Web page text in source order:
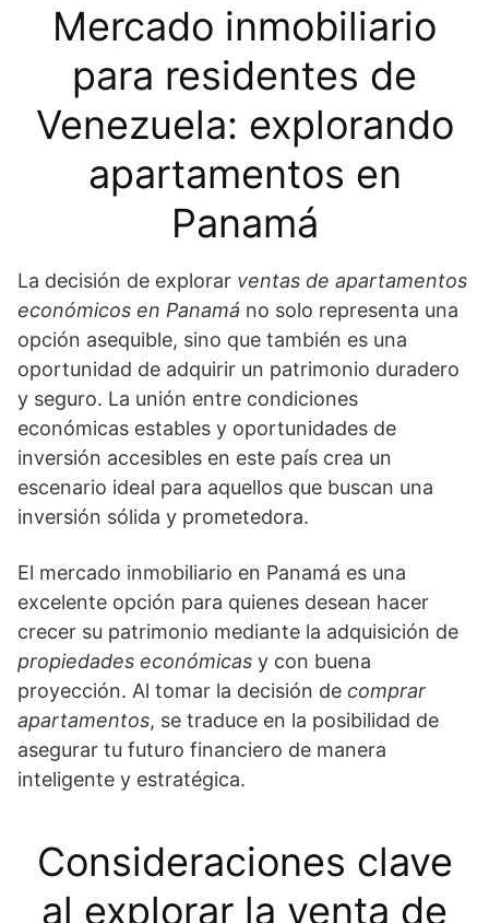
Mercado inmobiliario
para residentes de
Venezuela: explorando
apartamentos en
Panamá
La decisión de explorar ventas de apartamentos
económicos en Panamá no solo representa una
opción asequible, sino que también es una
oportunidad de adquirir un patrimonio duradero
y seguro. La unión entre condiciones
económicas estables y oportunidades de
inversión accesibles en este país crea un
escenario ideal para aquellos que buscan una
inversión sólida y prometedora.
El mercado inmobiliario en Panamá es una
excelente opción para quienes desean hacer
crecer su patrimonio mediante la adquisición de
propiedades económicas y con buena
proyección. Al tomar la decisión de comprar
apartamentos, se traduce en la posibilidad de
asegurar tu futuro financiero de manera
inteligente y estratégica.
Consideraciones clave
al explorar la venta de